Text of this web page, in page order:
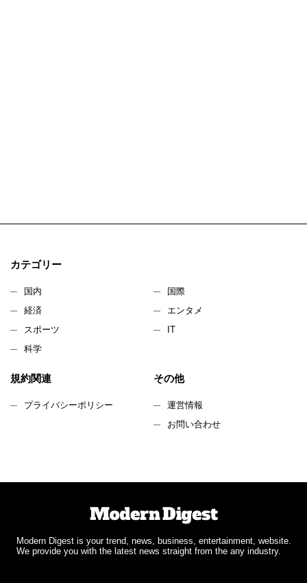
カテゴリー
国内
国際
経済
エンタメ
スポーツ
IT
科学
規約関連
プライバシーポリシー
その他
運営情報
お問い合わせ
Modern Digest is your trend, news, business, entertainment, website.
We provide you with the latest news straight from the any industry.